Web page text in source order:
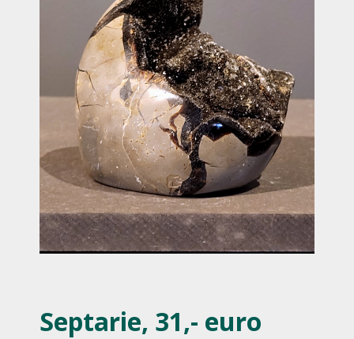
Septarie, 31,- euro